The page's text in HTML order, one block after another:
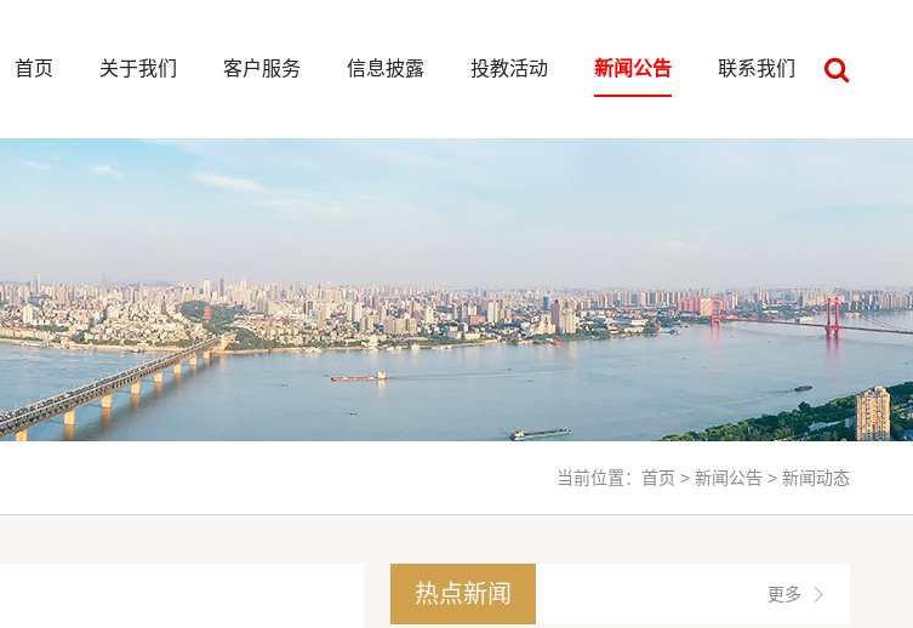
首页 关于我们 客户服务 信息披露 投教活动 新闻公告 联系我们
当前位置： 首页 > 新闻公告 > 新闻动态
热点新闻 更多